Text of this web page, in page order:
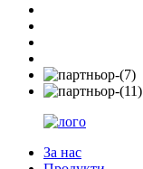
За нас